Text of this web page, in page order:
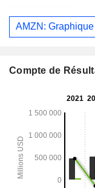
AMZN:
Compte de